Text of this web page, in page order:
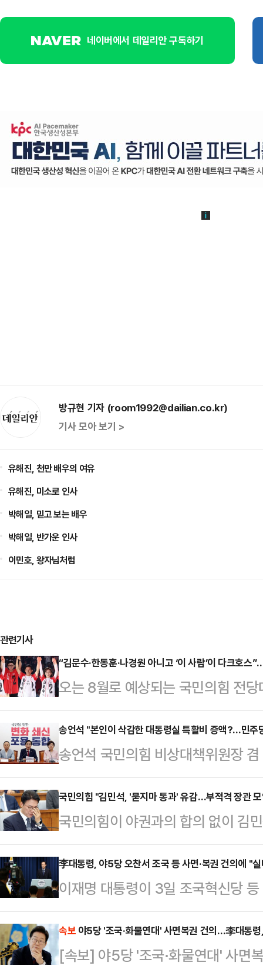
네이버에서 데일리안 구독하기
방규현 기자 (room1992@dailian.co.kr)
기사 모아 보기 >
유해진, 천만 배우의 여유
유해진, 미소로 인사
박해일, 믿고 보는 배우
박해일, 반가운 인사
이민호, 왕자님처럼
관련기사
“김문수·한동훈·나경원 아니고 ‘이 사람’이 다크호스
오는 8월로 예상되는 국민의힘 전
대한 정치권의 관심이 뜨겁다. 최
시사 프로그램 ‘나라가TV’에 출연
력 후보군을 언급하며 전당대회 판
전 상근부대변인의 질문에 이준우
경쟁을 넘어서 내년 지방선거의 승
고 평가했다.이준우 대변인은 우선
“주변에서 출마를 권유하고 있…
송언석 "본인이 삭감한 대통령실 특활비 증액?…민주
송언석 국민의힘 비상대책위원장
특활비 증액을 요구하고 나선 것에
우기더니 알고 보니 대통령실 특활
송언석 비대위원장은 3일 오전 서
에서 "(민주당이) 불과 반년 전 본
원활한 국정 운영에 필요하다면서
적했다.송 비대위원장은 "반년 전
대표였던 이재명 대통령은 '이것…
국민의힘 "김민석, '묻지마 통과' 유감…부적격 장관
국민의힘이 야권과의 합의 없이 김
시킨 더불어민주당의 행태에 깊은
적격 장관들이 모인 부적격 정부가
리 인사청문특위 위원들은 3일 입
이 조금 전 국회 본회의에서 '묻지
다.앞서 여야는 이날 오후 국회에
173명, 반대 3명, 무효 3명으로 김
李대통령, 야5당 오찬서 조국 등 사면·복권 건의에 "
이재명 대통령이 3일 조국혁신당
에서 조국 전 조국혁신당 대표 등
이야기를 나눴다.우상호 대통령실
핑을 통해 "야5당 일부 지도부는
속보 야5당 '조국·화물연대' 사면복권 건의…李대통
[속보] 야5당 '조국·화물연대' 사면